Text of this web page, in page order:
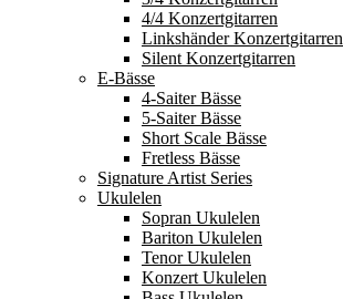
4/4 Konzertgitarren
Linkshänder Konzertgitarren
Silent Konzertgitarren
E-Bässe
4-Saiter Bässe
5-Saiter Bässe
Short Scale Bässe
Fretless Bässe
Signature Artist Series
Ukulelen
Sopran Ukulelen
Bariton Ukulelen
Tenor Ukulelen
Konzert Ukulelen